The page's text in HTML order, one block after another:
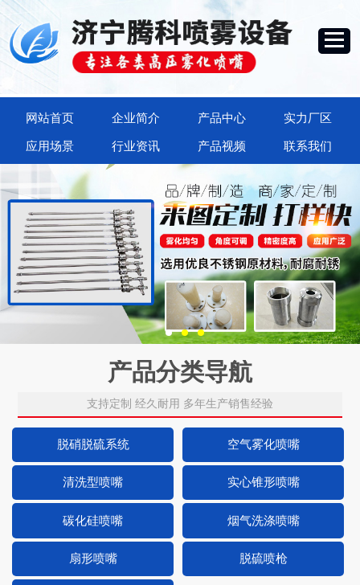
网站首页 企业简介 产品中心 实力厂区
应用场景 行业资讯 产品视频 联系我们
产品分类导航
支持定制 经久耐用 多年生产销售经验
脱硝脱硫系统 空气雾化喷嘴
清洗型喷嘴 实心锥形喷嘴
碳化硅喷嘴 烟气洗涤喷嘴
扇形喷嘴 脱硫喷枪